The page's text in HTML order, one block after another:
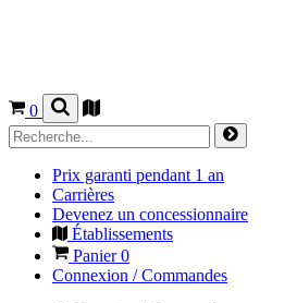
0
Prix garanti pendant 1 an
Carrières
Devenez un concessionnaire
Établissements
Panier0
Connexion / Commandes